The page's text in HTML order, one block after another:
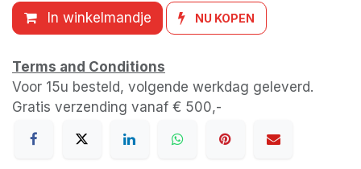
In winkelmandje NU KOPEN
Terms and Conditions
Voor 15u besteld, volgende werkdag geleverd.
Gratis verzending vanaf € 500,-